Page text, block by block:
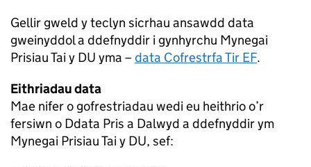
Gellir gweld y teclyn sicrhau ansawdd data
gweinyddol a ddefnyddir i gynhyrchu Mynegai
Prisiau Tai y DU yma – data Cofrestrfa Tir EF.
Eithriadau data
Mae nifer o gofrestriadau wedi eu heithrio o’r
fersiwn o Ddata Pris a Dalwyd a ddefnyddir ym
Mynegai Prisiau Tai y DU, sef: